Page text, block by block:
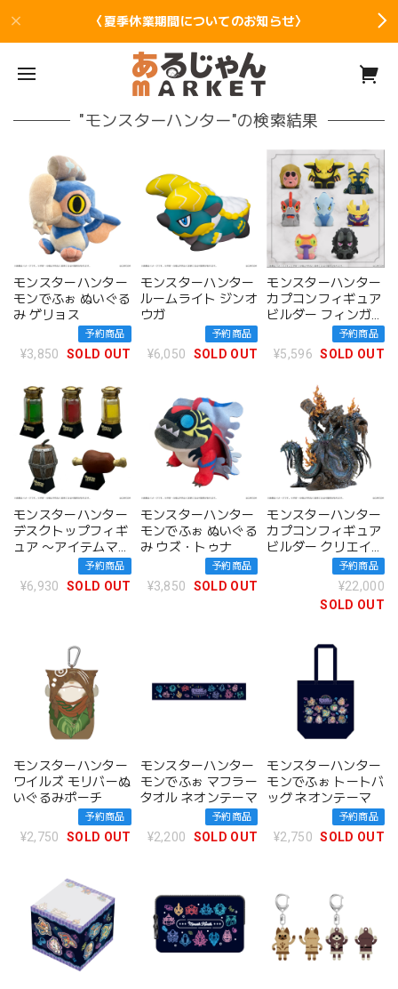
〈夏季休業期間についてのお知らせ〉
"モンスターハンター"の検索結果
モンスターハンター
モンでふぉ ぬいぐる
み ゲリョス
予約商品
¥3,850 SOLD OUT
モンスターハンター
ルームライト ジンオ
ウガ
予約商品
¥6,050 SOLD OUT
モンスターハンター
カプコンフィギュア
ビルダー フィンガー
パペット モンスター
ハンター Vol.3
BOX
予約商品
¥5,596 SOLD OUT
モンスターハンター
デスクトップフィギ
ュア 〜アイテムマス
コット〜 BOX予約商品
¥6,930 SOLD OUT
モンスターハンター
モンでふぉ ぬいぐる
み ウズ・トゥナ
予約商品
¥3,850 SOLD OUT
モンスターハンター
カプコンフィギュア
ビルダー クリエイタ
ーズモデル 獄焔蛸
ヌ・エグドラ
予約商品
¥22,000
SOLD OUT
モンスターハンター
ワイルズ モリバーぬ
いぐるみポーチ
予約商品
¥2,750 SOLD OUT
モンスターハンター
モンでふぉ マフラー
タオル ネオンテーマ
予約商品
¥2,200 SOLD OUT
モンスターハンター
モンでふぉ トートバ
ッグ ネオンテーマ
予約商品
¥2,750 SOLD OUT